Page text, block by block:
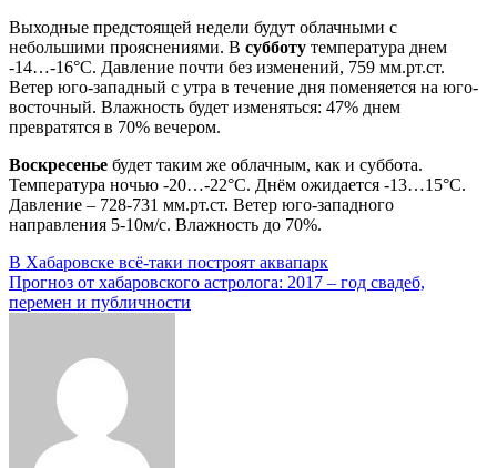
Выходные предстоящей недели будут облачными с
небольшими прояснениями. В субботу температура днем
-14…-16°С. Давление почти без изменений, 759 мм.рт.ст.
Ветер юго-западный с утра в течение дня поменяется на юго-
восточный. Влажность будет изменяться: 47% днем
превратятся в 70% вечером.
Воскресенье будет таким же облачным, как и суббота.
Температура ночью -20…-22°С. Днём ожидается -13…15°С.
Давление – 728-731 мм.рт.ст. Ветер юго-западного
направления 5-10м/с. Влажность до 70%.
Навигация
по
В Хабаровске всё-таки построят аквапарк
Прогноз от хабаровского астролога: 2017 – год свадеб,
перемен и публичности